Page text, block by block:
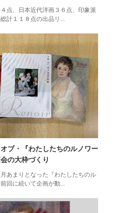
点、日本近代洋画３６点、印象派
計１１８点の出品リ...
ブ・『わたしたちのルノワー
の大枠づくり
あまりとなった『わたしたちのル
回に続いて企画が動...